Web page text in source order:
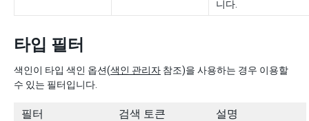
니다.
타입 필터
색인이 타입 색인 옵션(색인 관리자 참조)을 사용하는 경우 이용할
수 있는 필터입니다.
필터 검색 토큰 설명